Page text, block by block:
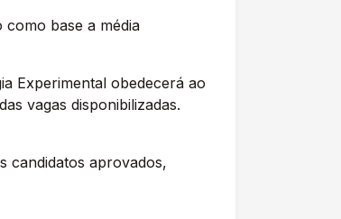
base a média
Experimental obedecerá ao
vagas disponibilizadas.
candidatos aprovados,